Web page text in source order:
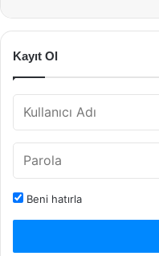
Kayıt Ol
Beni hatırla